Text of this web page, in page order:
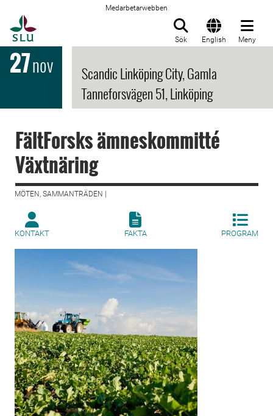
Medarbetarwebben
Sök English Meny
27nov
Scandic Linköping City, Gamla
Tanneforsvägen 51, Linköping
FältForsks ämneskommitté
Växtnäring
MÖTEN, SAMMANTRÄDEN |
KONTAKT FAKTA PROGRAM